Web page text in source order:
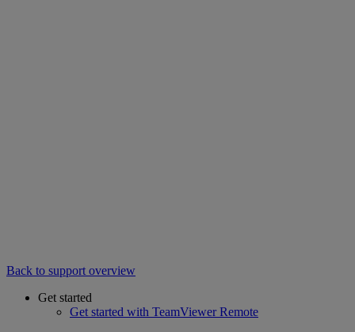
Back to support overview
Get started
Get started with TeamViewer Remote